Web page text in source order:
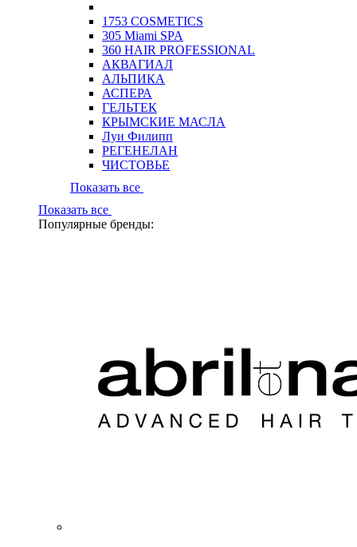
1753 COSMETICS
305 Miami SPA
360 HAIR PROFESSIONAL
АКВАГИАЛ
АЛЬПИКА
АСПЕРА
ГЕЛЬТЕК
КРЫМСКИЕ МАСЛА
Луи Филипп
РЕГЕНЕЛАН
ЧИСТОВЬЕ
Показать все
Показать все
Популярные бренды: